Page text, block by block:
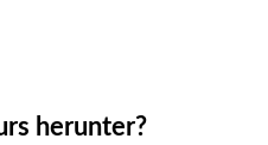
herunter?